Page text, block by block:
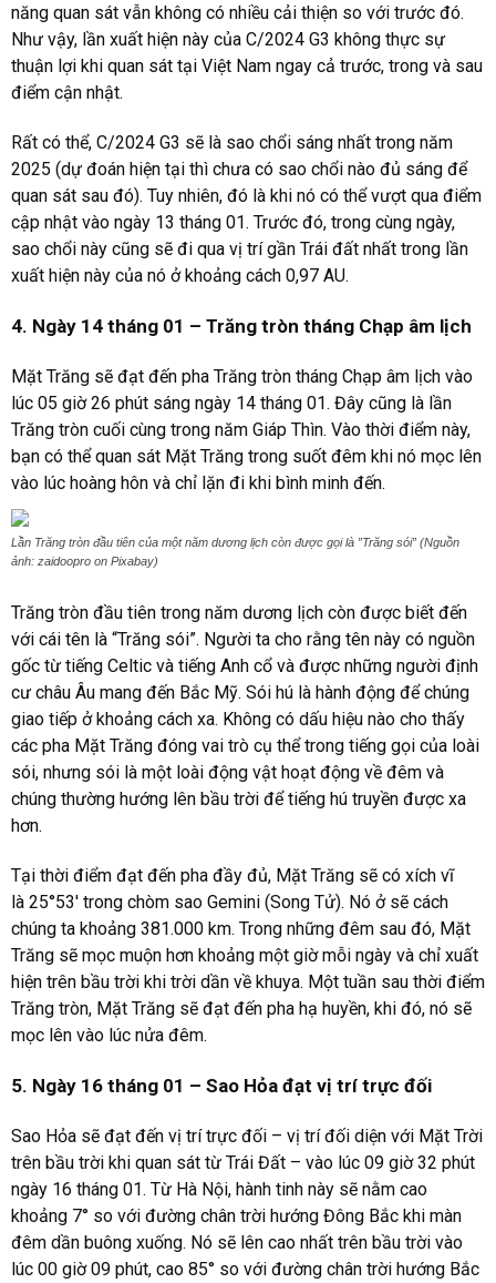
năng quan sát vẫn không có nhiều cải thiện so với trước đó.
Như vậy, lần xuất hiện này của C/2024 G3 không thực sự
thuận lợi khi quan sát tại Việt Nam ngay cả trước, trong và sau
điểm cận nhật.
Rất có thể, C/2024 G3 sẽ là sao chổi sáng nhất trong năm
2025 (dự đoán hiện tại thì chưa có sao chổi nào đủ sáng để
quan sát sau đó). Tuy nhiên, đó là khi nó có thể vượt qua điểm
cập nhật vào ngày 13 tháng 01. Trước đó, trong cùng ngày,
sao chổi này cũng sẽ đi qua vị trí gần Trái đất nhất trong lần
xuất hiện này của nó ở khoảng cách 0,97 AU.
4. Ngày 14 tháng 01 – Trăng tròn tháng Chạp âm lịch
Mặt Trăng sẽ đạt đến pha Trăng tròn tháng Chạp âm lịch vào
lúc 05 giờ 26 phút sáng ngày 14 tháng 01. Đây cũng là lần
Trăng tròn cuối cùng trong năm Giáp Thìn. Vào thời điểm này,
bạn có thể quan sát Mặt Trăng trong suốt đêm khi nó mọc lên
vào lúc hoàng hôn và chỉ lặn đi khi bình minh đến.
Lần Trăng tròn đầu tiên của một năm dương lịch còn được gọi là ”Trăng sói” (Nguồn
ảnh: zaidoopro on Pixabay)
Trăng tròn đầu tiên trong năm dương lịch còn được biết đến
với cái tên là “Trăng sói”. Người ta cho rằng tên này có nguồn
gốc từ tiếng Celtic và tiếng Anh cổ và được những người định
cư châu Âu mang đến Bắc Mỹ. Sói hú là hành động để chúng
giao tiếp ở khoảng cách xa. Không có dấu hiệu nào cho thấy
các pha Mặt Trăng đóng vai trò cụ thể trong tiếng gọi của loài
sói, nhưng sói là một loài động vật hoạt động về đêm và
chúng thường hướng lên bầu trời để tiếng hú truyền được xa
hơn.
Tại thời điểm đạt đến pha đầy đủ, Mặt Trăng sẽ có xích vĩ
là 25°53′ trong chòm sao Gemini (Song Tử). Nó ở sẽ cách
chúng ta khoảng 381.000 km. Trong những đêm sau đó, Mặt
Trăng sẽ mọc muộn hơn khoảng một giờ mỗi ngày và chỉ xuất
hiện trên bầu trời khi trời dần về khuya. Một tuần sau thời điểm
Trăng tròn, Mặt Trăng sẽ đạt đến pha hạ huyền, khi đó, nó sẽ
mọc lên vào lúc nửa đêm.
5. Ngày 16 tháng 01 – Sao Hỏa đạt vị trí trực đối
Sao Hỏa sẽ đạt đến vị trí trực đối – vị trí đối diện với Mặt Trời
trên bầu trời khi quan sát từ Trái Đất – vào lúc 09 giờ 32 phút
ngày 16 tháng 01. Từ Hà Nội, hành tinh này sẽ nằm cao
khoảng 7° so với đường chân trời hướng Đông Bắc khi màn
đêm dần buông xuống. Nó sẽ lên cao nhất trên bầu trời vào
lúc 00 giờ 09 phút, cao 85° so với đường chân trời hướng Bắc